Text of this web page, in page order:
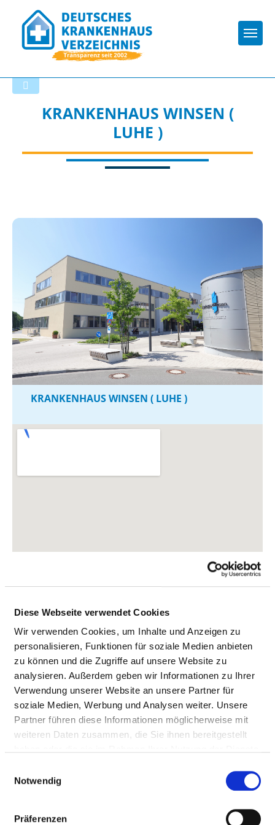
Diese Webseite verwendet Cookies
Wir verwenden Cookies, um Inhalte und Anzeigen zu
personalisieren, Funktionen für soziale Medien anbieten
zu können und die Zugriffe auf unsere Website zu
analysieren. Außerdem geben wir Informationen zu Ihrer
Verwendung unserer Website an unsere Partner für
soziale Medien, Werbung und Analysen weiter. Unsere
Partner führen diese Informationen möglicherweise mit
weiteren Daten zusammen, die Sie ihnen bereitgestellt
Notwendig
Präferenzen
KRANKENHAUS WINSEN (
LUHE )
KRANKENHAUS WINSEN ( LUHE )
Friedrich-Lichtenauer-Allee 1
21423 Winsen ( Luhe )
Tel.: 04171-13-0
Mail: ed.nesniw-suahneknark@ofni
http://krankenhaus-winsen.de
Wir, die Akutkrankenhäuser Buchholz und Winsen